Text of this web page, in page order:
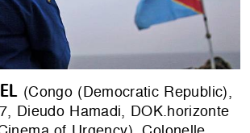
(Congo (Democratic Republic),
Dieudo Hamadi, DOK.horizonte